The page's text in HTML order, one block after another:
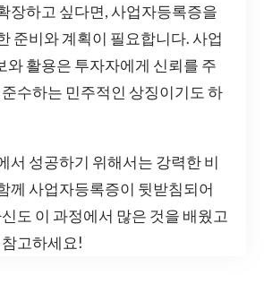
장하고 싶다면, 사업자등록증을
준비와 계획이 필요합니다. 사업
와 활용은 투자자에게 신뢰를 주
수하는 민주적인 상징이기도 하
서 성공하기 위해서는 강력한 비
께 사업자등록증이 뒷받침되어
도 이 과정에서 많은 것을 배웠고
고하세요!